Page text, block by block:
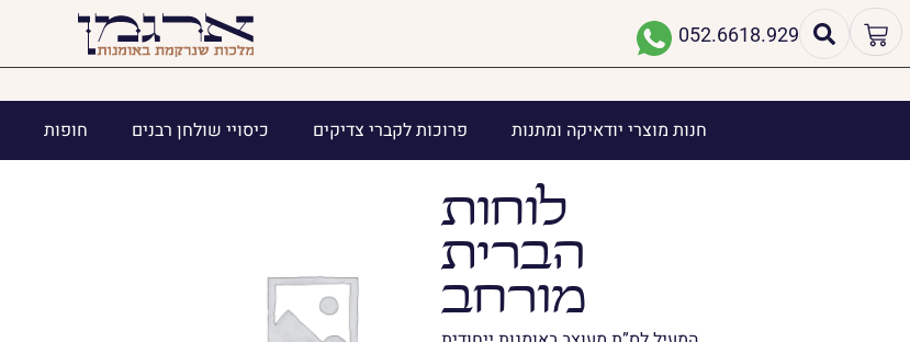
052.6618.929
חופות כיסויי שולחן רבנים פרוכות לקברי צדיקים חנות מוצרי יודאיקה ומתנות
לוחות
הברית
מורחב